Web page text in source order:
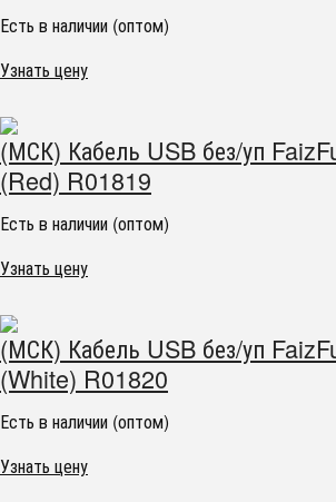
Есть в наличии (оптом)
Узнать цену
(МСК) Кабель USB без/уп
(Red) R01819
Есть в наличии (оптом)
Узнать цену
(МСК) Кабель USB без/уп
(White) R01820
Есть в наличии (оптом)
Узнать цену